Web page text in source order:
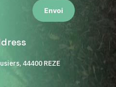
Envoi
44400 REZE